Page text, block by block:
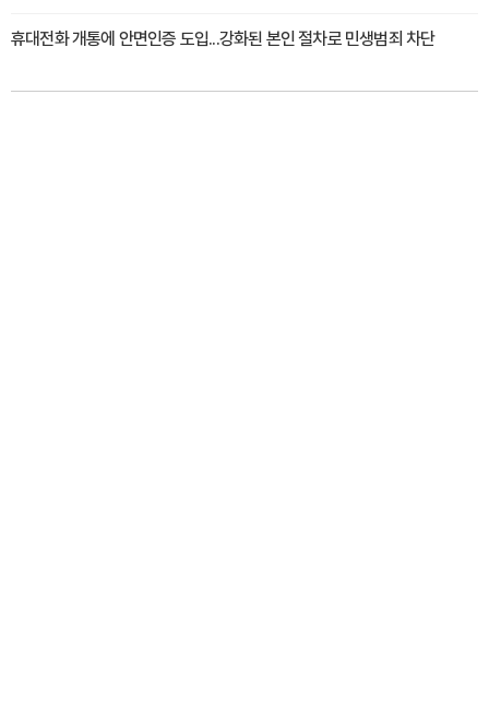
휴대전화 개통에 안면인증 도입...강화된 본인 절차로 민생범죄 차단